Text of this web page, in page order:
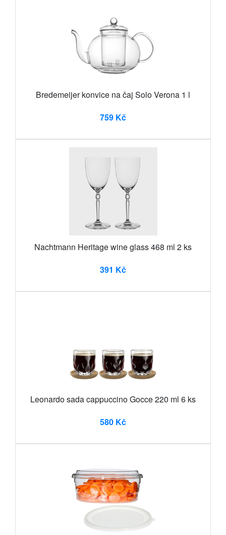
Bredemeijer konvice na čaj Solo Verona 1 l
759 Kč
Nachtmann Heritage wine glass 468 ml 2 ks
391 Kč
Leonardo sada cappuccino Gocce 220 ml 6 ks
580 Kč